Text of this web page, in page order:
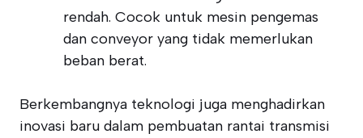
rendah. Cocok untuk mesin pengemas
dan conveyor yang tidak memerlukan
beban berat.
Berkembangnya teknologi juga menghadirkan
inovasi baru dalam pembuatan rantai transmisi